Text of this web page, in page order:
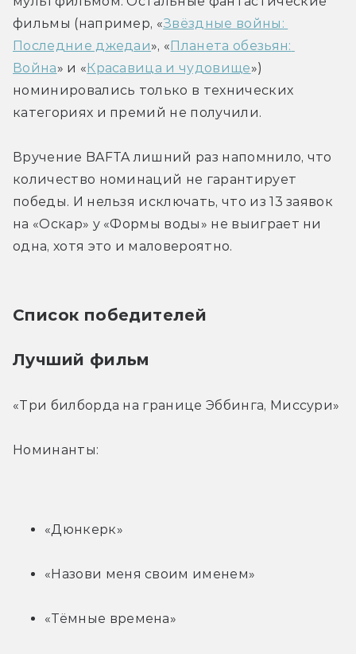
фильмы (например, «Звёздные войны:
Последние джедаи», «Планета обезьян:
Война» и «Красавица и чудовище»)
номинировались только в технических
категориях и премий не получили.
Вручение BAFTA лишний раз напомнило, что
количество номинаций не гарантирует
победы. И нельзя исключать, что из 13 заявок
на «Оскар» у «Формы воды» не выиграет ни
одна, хотя это и маловероятно.
Список победителей
Лучший фильм
«Три билборда на границе Эббинга, Миссури»
Номинанты:
«Дюнкерк»
«Назови меня своим именем»
«Тёмные времена»